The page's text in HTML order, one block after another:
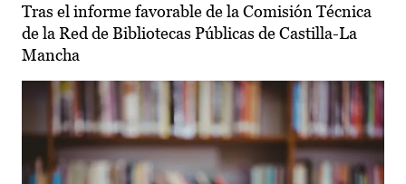
Tras el informe favorable de la Comisión Técnica
de la Red de Bibliotecas Públicas de Castilla-La
Mancha